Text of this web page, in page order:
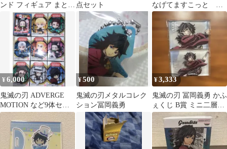
ンド フィギュア まとめ
売り
点セット
なげてますこっと 冨
岡義勇
¥6,000
鬼滅の刃 ADVERGE
MOTION など9体セッ
ト
¥500
鬼滅の刃メタルコレク
ション冨岡義勇
¥3,333
鬼滅の刃 冨岡義勇 かふ
ぇくじ B賞 ミニ二層ブ
ロック 2点セット